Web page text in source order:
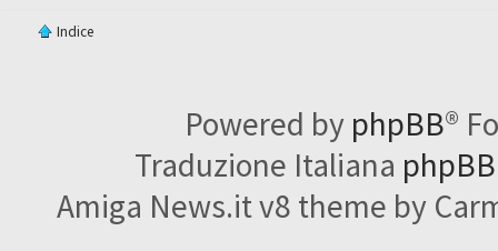
Indice
Powered by phpBB®
Traduzione Italiana
Amiga News.it v8 theme by